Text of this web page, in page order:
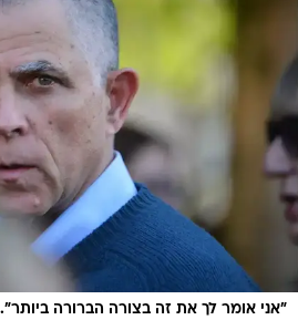
"אני אומר לך את זה בצורה הברורה